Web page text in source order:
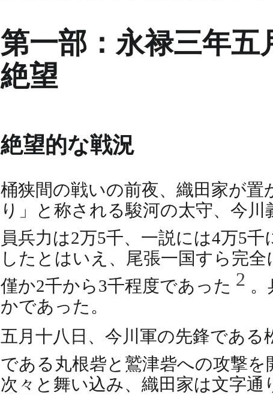
第一部：永禄三年
絶望
絶望的な戦況
桶狭間の戦いの前夜、織田家が
り」と称される駿河の太守、今
員兵力は2万5千、一説には4万5
したとはいえ、尾張一国すら完
僅か2千から3千程度であった 2
かであった。
五月十八日、今川軍の先鋒であ
である丸根砦と鷲津砦への攻撃を
次々と舞い込み、織田家は文字通